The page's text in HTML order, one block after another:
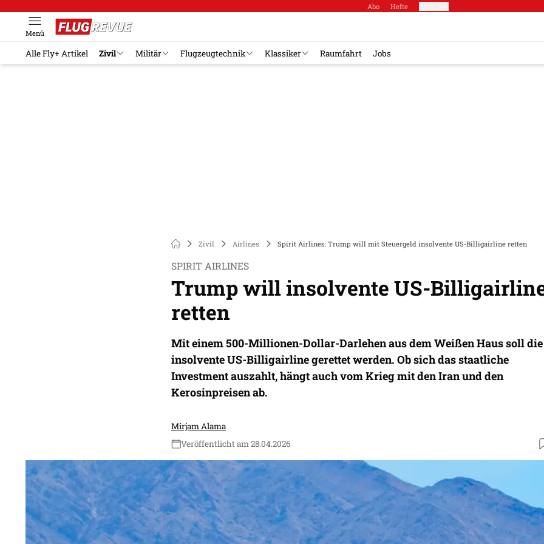
Abo Hefte
Menü
Alle Fly+ Artikel Zivil Militär Flugzeugtechnik Klassiker Raumfahrt Jobs
Zivil Airlines Spirit Airlines: Trump will mit Steuergeld insolvente US-Billigairline retten
SPIRIT AIRLINES
Trump will insolvente US-
retten
Mit einem 500-Millionen-Dollar-Darlehen aus dem Weißen Haus soll die
insolvente US-Billigairline gerettet werden. Ob sich das staatliche
Investment auszahlt, hängt auch vom Krieg mit den Iran und den
Kerosinpreisen ab.
Mirjam Alama
Veröffentlicht am 28.04.2026